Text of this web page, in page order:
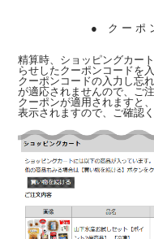
● ク ー ポ
精算時、ショッピングカー
らせしたクーポンコードを
クーポンコードの入力し忘
が適応されませんので、ご
クーポンが適用されますと
表示されますので、ご確認く